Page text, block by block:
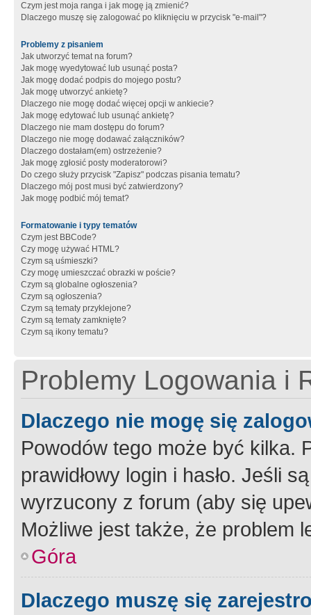
Czym jest moja ranga i jak mogę ją zmienić?
Dlaczego muszę się zalogować po kliknięciu w przycisk "e-mail"?
Problemy z pisaniem
Jak utworzyć temat na forum?
Jak mogę wyedytować lub usunąć posta?
Jak mogę dodać podpis do mojego postu?
Jak mogę utworzyć ankietę?
Dlaczego nie mogę dodać więcej opcji w ankiecie?
Jak mogę edytować lub usunąć ankietę?
Dlaczego nie mam dostępu do forum?
Dlaczego nie mogę dodawać załączników?
Dlaczego dostałam(em) ostrzeżenie?
Jak mogę zgłosić posty moderatorowi?
Do czego służy przycisk "Zapisz" podczas pisania tematu?
Dlaczego mój post musi być zatwierdzony?
Jak mogę podbić mój temat?
Formatowanie i typy tematów
Czym jest BBCode?
Czy mogę używać HTML?
Czym są uśmieszki?
Czy mogę umieszczać obrazki w poście?
Czym są globalne ogłoszenia?
Czym są ogłoszenia?
Czym są tematy przyklejone?
Czym są tematy zamknięte?
Czym są ikony tematu?
Problemy Logowania i
Dlaczego nie mogę się
Powodów tego może być kilka.
prawidłowy login i hasło. Jeśli
wyrzucony z forum (aby się
Możliwe jest także, że problem
Góra
Dlaczego muszę się